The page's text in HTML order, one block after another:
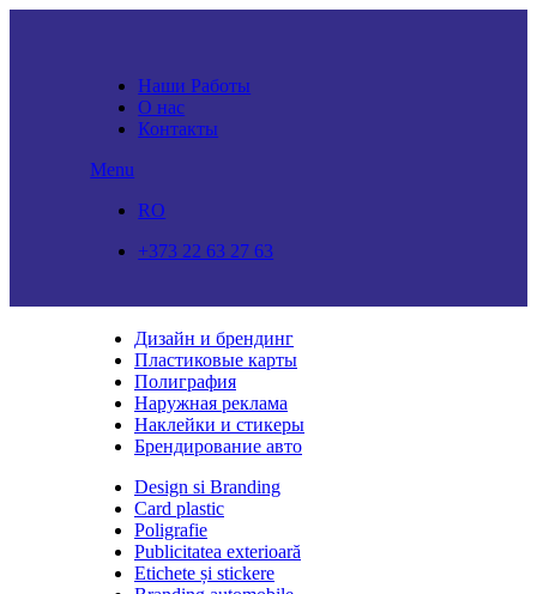
Наши Работы
О нас
Контакты
Menu
RO
+373 22 63 27 63
Дизайн и брендинг
Пластиковые карты
Полиграфия
Наружная реклама
Наклейки и стикеры
Брендирование авто
Design si Branding
Card plastic
Poligrafie
Publicitatea exterioară
Etichete și stickere